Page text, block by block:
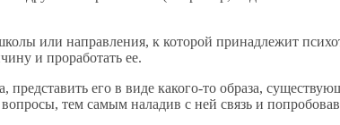
или направления, к которой принадлежит
и проработать ее.
представить его в виде какого-то образа,
тем самым наладив с ней связь и